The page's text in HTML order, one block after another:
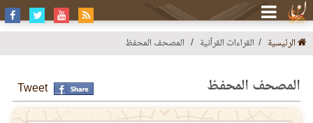
الرئيسية القراءات القرآنية المصحف المحفظ
المصحف المحفظ Tweet